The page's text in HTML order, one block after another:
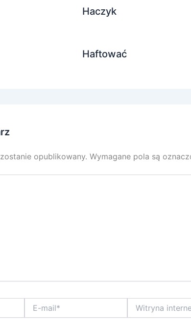
Haczyk
Haftować
opublikowany. Wymagane pola są
mail*
internetowa